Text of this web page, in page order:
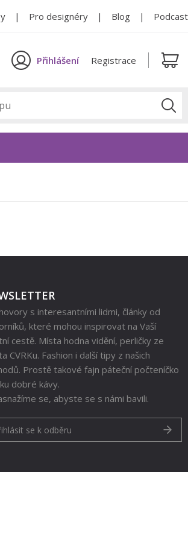
Pro designéry Blog Podcast
Přihlášení Registrace
s interesantními lidmi, články od
které mohou inspirovat na Vaší
cestě. Místa hodna vidění, perličky ze
CVRKu. Fashion i další tipy z našich
Prostě takové fajn páteční počteníčko
dobré kávy.
se, abyste se s námi bavili.
se k odběru